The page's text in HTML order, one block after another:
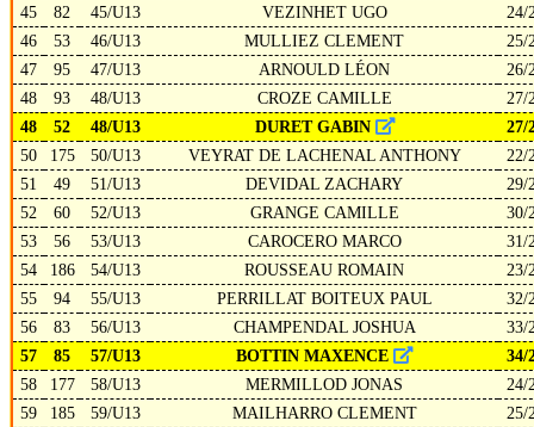
45
82 45/U13 VEZINHET UGO
24/
46
53 46/U13 MULLIEZ CLEMENT
25/
47
95 47/U13 ARNOULD LÉON
26/
48
93 48/U13 CROZE CAMILLE
27/
48
52 48/U13 DURET GABIN
27/
50
175 50/U13 VEYRAT DE LACHENAL ANTHONY
22/
51
49 51/U13 DEVIDAL ZACHARY
29/
52
60 52/U13 GRANGE CAMILLE
30/
53
56 53/U13 CAROCERO MARCO
31/
54
186 54/U13 ROUSSEAU ROMAIN
23/
55
94 55/U13 PERRILLAT BOITEUX PAUL
32/
56
83 56/U13 CHAMPENDAL JOSHUA
33/
57
85 57/U13 BOTTIN MAXENCE
34/
58
177 58/U13 MERMILLOD JONAS
24/
59
185 59/U13 MAILHARRO CLEMENT
25/